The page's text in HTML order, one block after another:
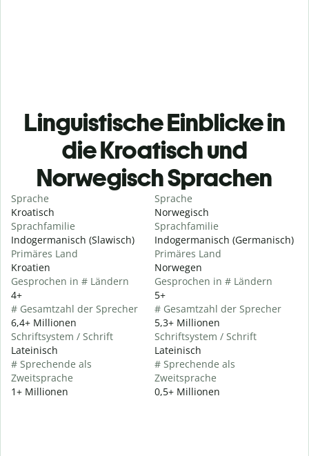
Linguistische Einblicke in
die Kroatisch und
Norwegisch Sprachen
Sprache
Kroatisch
Sprachfamilie
Indogermanisch (Slawisch)
Primäres Land
Kroatien
Gesprochen in # Ländern
4+
# Gesamtzahl der Sprecher
6,4+ Millionen
Schriftsystem / Schrift
Lateinisch
# Sprechende als
Zweitsprache
1+ Millionen
Sprache
Norwegisch
Sprachfamilie
Indogermanisch (Germanisch)
Primäres Land
Norwegen
Gesprochen in # Ländern
5+
# Gesamtzahl der Sprecher
5,3+ Millionen
Schriftsystem / Schrift
Lateinisch
# Sprechende als
Zweitsprache
0,5+ Millionen